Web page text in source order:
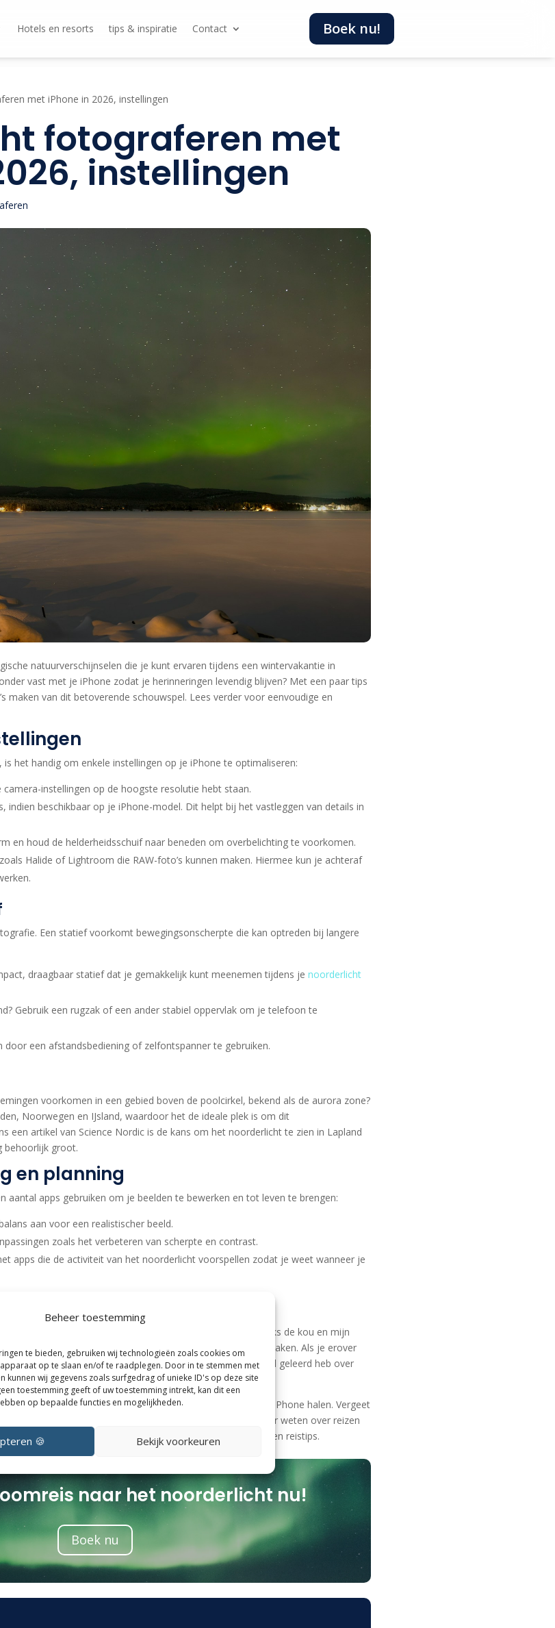
Beheer toestemming
te bieden, gebruiken wij technologieën zoals cookies om
op te slaan en/of te raadplegen. Door in te stemmen met
kunnen wij gegevens zoals surfgedrag of unieke ID's op deze site
toestemming geeft of uw toestemming intrekt, kan dit een
op bepaalde functies en mogelijkheden.
🍪 Bekijk voorkeuren
Hotels en resorts tips & inspiratie Contact Boek nu!
met iPhone in 2026, instellingen
fotograferen met
instellingen
natuurverschijnselen die je kunt ervaren tijdens een wintervakantie in
vast met je iPhone zodat je herinneringen levendig blijven? Met een paar tips
maken van dit betoverende schouwspel. Lees verder voor eenvoudige en
het handig om enkele instellingen op je iPhone te optimaliseren:
instellingen op de hoogste resolutie hebt staan.
indien beschikbaar op je iPhone-model. Dit helpt bij het vastleggen van details in
en houd de helderheidsschuif naar beneden om overbelichting te voorkomen.
Halide of Lightroom die RAW-foto’s kunnen maken. Hiermee kun je achteraf
Een statief voorkomt bewegingsonscherpte die kan optreden bij langere
draagbaar statief dat je gemakkelijk kunt meenemen tijdens je noorderlicht
Gebruik een rugzak of een ander stabiel oppervlak om je telefoon te
door een afstandsbediening of zelfontspanner te gebruiken.
voorkomen in een gebied boven de poolcirkel, bekend als de aurora zone?
Noorwegen en IJsland, waardoor het de ideale plek is om dit
een artikel van Science Nordic is de kans om het noorderlicht te zien in Lapland
behoorlijk groot.
en planning
aantal apps gebruiken om je beelden te bewerken en tot leven te brengen:
aan voor een realistischer beeld.
zoals het verbeteren van scherpte en contrast.
apps die de activiteit van het noorderlicht voorspellen zodat je weet wanneer je
vast te leggen, was ik in Iso-Syöte in Finland. Ondanks de kou en mijn
en een strategisch gekozen locatie perfecte opnames maken. Als je erover
overweeg dan dezemidweek in Iso-Syöte, waar ik veel geleerd heb over
hebt opgedaan, met deze stappen kun je het beste uit je iPhone halen. Vergeet
van het moment zonder een scherm in de buurt. Wil je meer weten over reizen
bij jou past? Bekijk
AuroraVakanties.nl voor meer inspiratie en reistips.
naar het noorderlicht nu!
Boek nu